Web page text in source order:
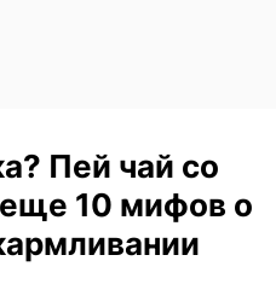
Пей чай со
10 мифов о